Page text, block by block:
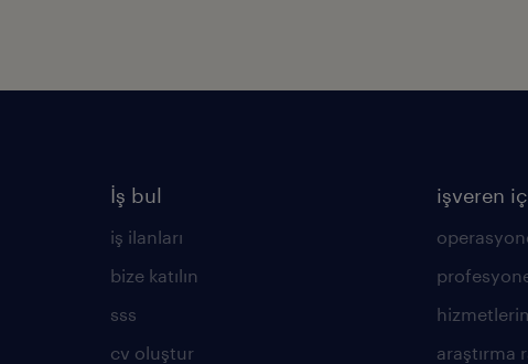
İş bul
iş ilanları
bize katılın
sss
cv oluştur
işveren
araştırma